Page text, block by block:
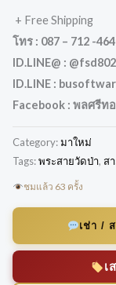
+ Free Shipping
โทร : 087 – 712 -
ID.LINE@ :
ID.LINE :
Facebook : พลศรีท
Category:มาใหม่
Tags:พระสายวัดป่า, ส
ชมแล้ว 63 ครั้ง
เช่า /
เ